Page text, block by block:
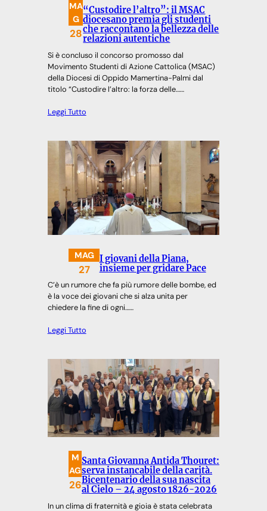
MA
G
28
“Custodire l’altro”: il MSAC
diocesano premia gli studenti
che raccontano la bellezza delle
relazioni autentiche
Si è concluso il concorso promosso dal
Movimento Studenti di Azione Cattolica (MSAC)
della Diocesi di Oppido Mamertina-Palmi dal
titolo “Custodire l’altro: la forza delle……
Leggi Tutto
MAG
27
I giovani della Piana,
insieme per gridare Pace
C’è un rumore che fa più rumore delle bombe, ed
è la voce dei giovani che si alza unita per
chiedere la fine di ogni……
Leggi Tutto
M
AG
26
Santa Giovanna Antida Thouret:
serva instancabile della carità.
Bicentenario della sua nascita
al Cielo – 24 agosto 1826-2026
In un clima di fraternità e gioia è stata celebrata